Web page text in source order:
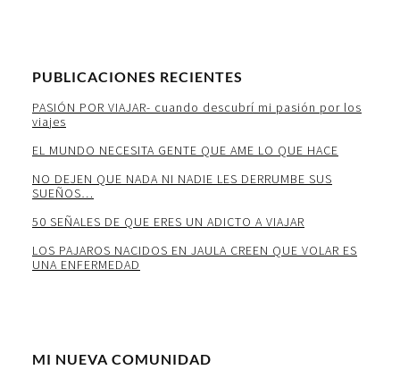
PUBLICACIONES RECIENTES
PASIÓN POR VIAJAR- cuando descubrí mi pasión por los
viajes
EL MUNDO NECESITA GENTE QUE AME LO QUE HACE
NO DEJEN QUE NADA NI NADIE LES DERRUMBE SUS
SUEÑOS…
50 SEÑALES DE QUE ERES UN ADICTO A VIAJAR
LOS PAJAROS NACIDOS EN JAULA CREEN QUE VOLAR ES
UNA ENFERMEDAD
MI NUEVA COMUNIDAD